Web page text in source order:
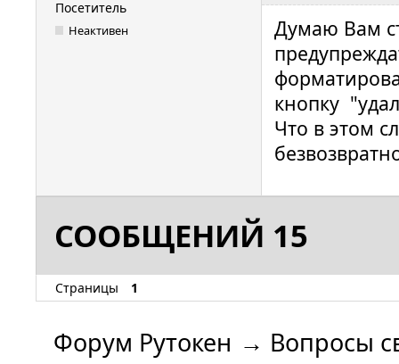
Посетитель
Неактивен
Думаю Вам
кнопку
Что в этом
СООБЩЕНИЙ 15
Страницы 1
Форум Рутокен → Вопросы